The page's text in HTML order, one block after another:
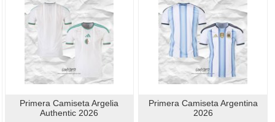
Primera Camiseta Argelia
Authentic 2026
Primera Camiseta Argentina
2026